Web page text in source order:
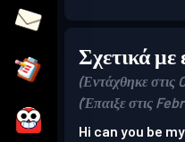
Σχετικά με
(Εντάχθηκε
(Έπαιξε στις
Hi can you be